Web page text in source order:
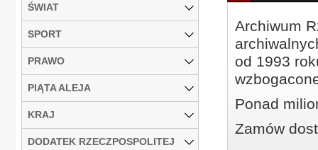
Archiwum
od 1993
Ponad
Zamów
ŚWIAT
SPORT
PRAWO
PIĄTA ALEJA
KRAJ
DODATEK RZECZPOSPOLITEJ